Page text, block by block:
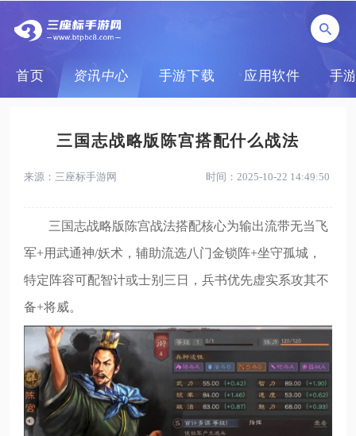
首页 资讯中心 手游下载 应用软件 手
三国志战略版陈宫搭配什么战法
来源：三座标手游网 时间：2025-10-22 14:49:50
三国志战略版陈宫战法搭配核心为输出流带无当飞
军+用武通神/妖术，辅助流选八门金锁阵+坐守孤城，
特定阵容可配智计或士别三日，兵书优先虚实系攻其不
备+将威。